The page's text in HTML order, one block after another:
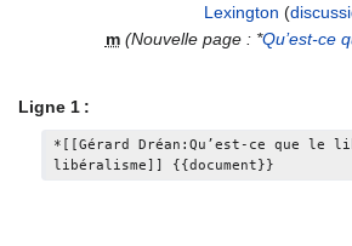
Lexington (
m (Nouvelle page : *Qu’est-ce
Ligne 1 :
*[[Gérard Dréan:Qu’est-ce que le
libéralisme]] {{document}}